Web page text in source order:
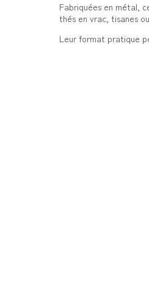
Fabriquées en métal,
thés en vrac, tisanes
Leur format pratique